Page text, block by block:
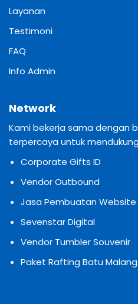
Layanan
Testimoni
FAQ
Info Admin
Network
Kami bekerja sama dengan
terpercaya untuk
Corporate Gifts ID
Vendor Outbound
Jasa Pembuatan Website
Sevenstar Digital
Vendor Tumbler Souvenir
Paket Rafting Batu Malang